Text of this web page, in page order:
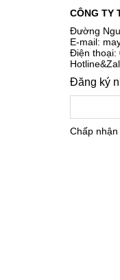
CÔNG TY
Đường
E-mail:
Điện thoại:
Đăng ký
Chấp